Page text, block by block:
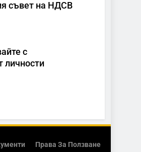
съвет на НДСВ
с
личности
Права За Ползване